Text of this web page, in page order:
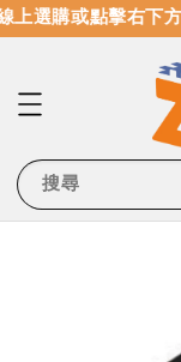
選購或點擊右下
搜尋